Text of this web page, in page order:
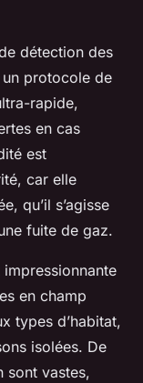
détection des
protocole de
rapide,
en cas
est
car elle
qu’il s’agisse
fuite de gaz.
en champ
types d’habitat,
isolées. De
sont vastes,